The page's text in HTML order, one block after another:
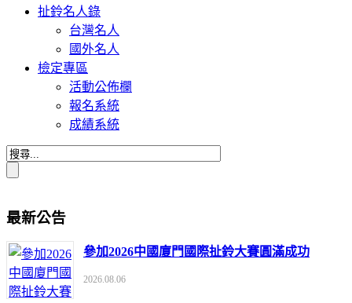
扯鈴名人錄
台灣名人
國外名人
檢定專區
活動公佈欄
報名系統
成績系統
最新公告
參加2026中國廈門國際扯鈴大賽圓滿成功
2026.08.06